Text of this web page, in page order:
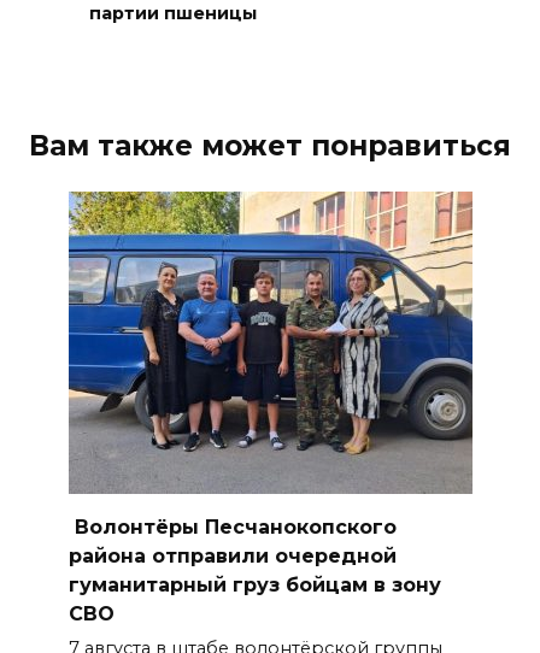
08 августа 2026 09:29
августа
08 августа 2026 09:23
Ночью дежурными силами
ПВО перехвачены и
уничтожены 397 украинских
беспилотников
08 августа 2026 09:19
Более 30 БПЛА сбили ночью в
пяти районах Ростовской
07 августа 2026 23:00
Дабы счастье семейное
сберечь – спрячьте первое
партии пшеницы
Вам также может понравиться
Волонтёры Песчанокопского
района отправили очередной
гуманитарный груз бойцам в зону
СВО
7 августа в штабе волонтёрской группы